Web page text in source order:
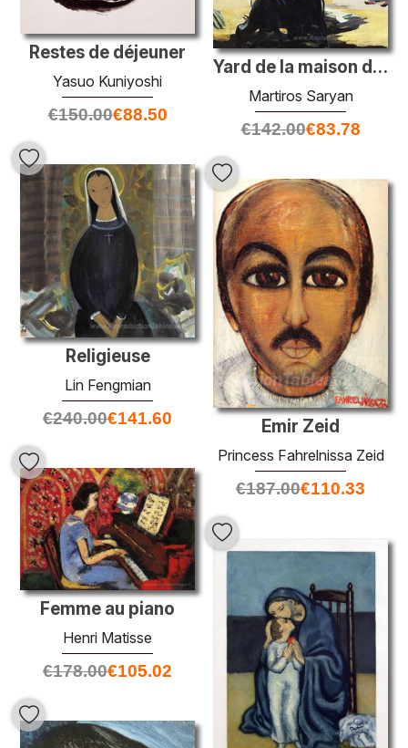
Yard de la maison de l'artiste
Martiros Saryan
€142.00€83.78
Restes de déjeuner
Yasuo Kuniyoshi
€150.00€88.50
Religieuse
Lin Fengmian
€240.00€141.60 Emir Zeid
Princess Fahrelnissa Zeid
€187.00€110.33
Femme au piano
Henri Matisse
€178.00€105.02